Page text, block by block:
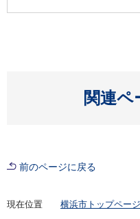
関連ペ
前のページに戻る
現在位置 横浜市トップページ